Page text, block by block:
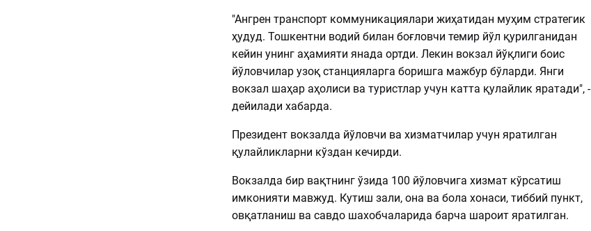
"Ангрен транспорт коммуникациялари жиҳатидан муҳим стратегик
ҳудуд. Тошкентни водий билан боғловчи темир йўл қурилганидан
кейин унинг аҳамияти янада ортди. Лекин вокзал йўқлиги боис
йўловчилар узоқ станцияларга боришга мажбур бўларди. Янги
вокзал шаҳар аҳолиси ва туристлар учун катта қулайлик яратади", -
дейилади хабарда.
Президент вокзалда йўловчи ва хизматчилар учун яратилган
қулайликларни кўздан кечирди.
Вокзалда бир вақтнинг ўзида 100 йўловчига хизмат кўрсатиш
имконияти мавжуд. Кутиш зали, она ва бола хонаси, тиббий пункт,
овқатланиш ва савдо шахобчаларида барча шароит яратилган.